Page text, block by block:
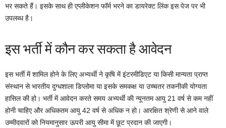
भर सकते हैं। इसके साथ ही एप्लीकेशन फॉर्म भरने का डायरेक्ट लिंक इस पेज पर भी
उपलब्ध है।
इस भर्ती में कौन कर सकता है आवेदन
इस भर्ती में शामिल होने के लिए अभ्यर्थी ने कृषि में इंटरमीडिएट या किसी मान्यता प्राप्त
संस्थान से भारतीय दुग्धशाला डिप्लोमा या इसके समकक्ष या उच्चतर तकनीकी योग्यता
हासिल की हो। भर्ती में आवेदन करते समय अभ्यर्थी की न्यूनतम आयु 21 वर्ष से कम नहीं
होनी चाहिए और अधिकतम आयु 42 वर्ष से अधिक न हो। आरक्षित श्रेणी से आने वाले
उम्मीदवारों को नियमानुसार ऊपरी आयु सीमा में छूट प्रदान की जाएगी।